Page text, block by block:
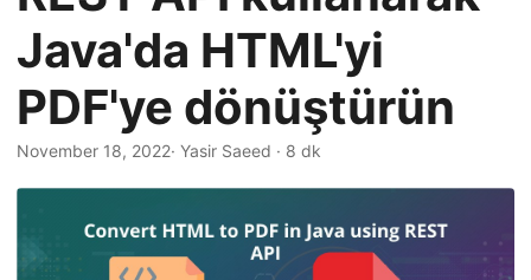
v
i
g
a
t
Java'da HTML'yi
PDF'ye dönüştürün
November 18, 2022· Yasir Saeed · 8 dk